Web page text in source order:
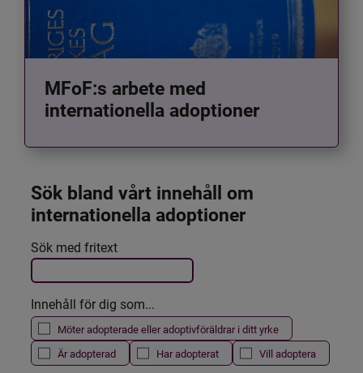
MFoF:s arbete med
internationella adoptioner
Sök bland vårt innehåll om
internationella adoptioner
Filtrera resultatet
Det här formuläret postas automatiskt
Sök med fritext
Innehåll för dig som...
Möter adopterade eller adoptivföräldrar i ditt yrke
Är adopterad
Har adopterat Vill adoptera